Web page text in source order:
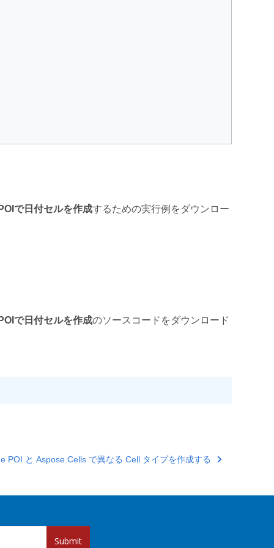
で日付セルを作成するための実行例をダウンロー
で日付セルを作成のソースコードをダウンロード
POI と Aspose.Cells で異なる Cell タイプを作成する
Submit